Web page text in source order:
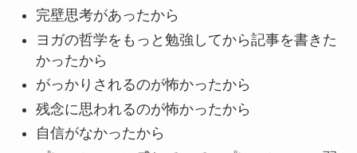
完壁思考があったから
ヨガの哲学をもっと勉強してから記事を書きた
かったから
がっかりされるのが怖かったから
残念に思われるのが怖かったから
自信がなかったから